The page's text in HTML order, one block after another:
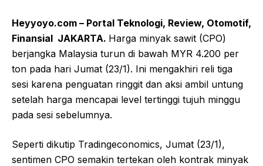
Heyyoyo.com – Portal Teknologi, Review, Otomotif,
Finansial JAKARTA. Harga minyak sawit (CPO)
berjangka Malaysia turun di bawah MYR 4.200 per
ton pada hari Jumat (23/1). Ini mengakhiri reli tiga
sesi karena penguatan ringgit dan aksi ambil untung
setelah harga mencapai level tertinggi tujuh minggu
pada sesi sebelumnya.
Seperti dikutip Tradingeconomics, Jumat (23/1),
sentimen CPO semakin tertekan oleh kontrak minyak